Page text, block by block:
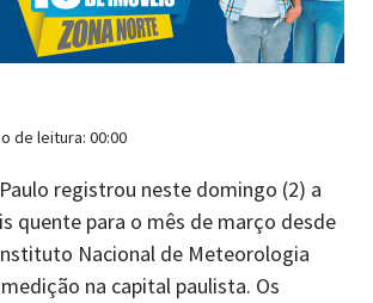
de leitura: 00:00
registrou neste domingo (2) a
quente para o mês de março desde
Nacional de Meteorologia
na capital paulista. Os